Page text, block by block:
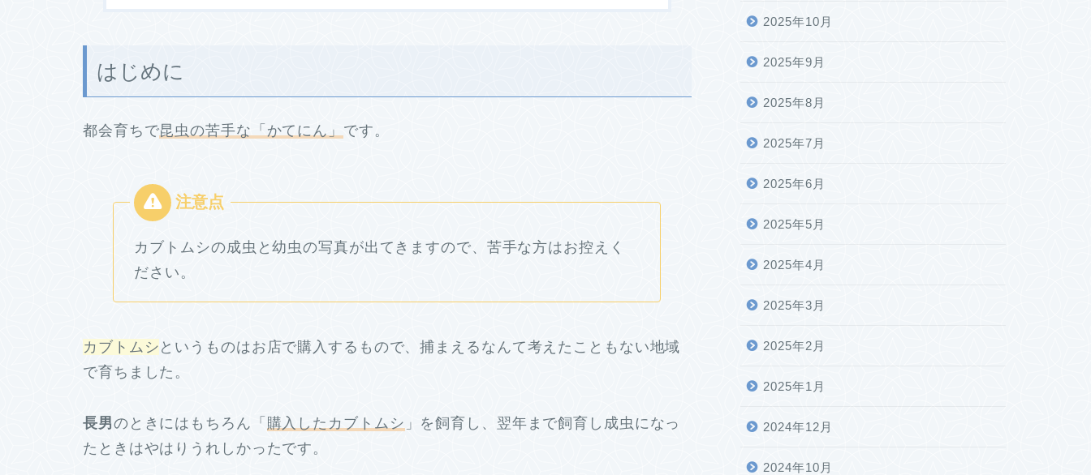
はじめに
都会育ちで昆虫の苦手な「かてにん」 です。
カブトムシの成虫と幼虫の写真が出てきますので、苦手な方はお控えく
ださい。
カブトムシ というものはお店で購入するもので、捕まえるなんて考えたこともない地域
で育ちました。
長男のときにはもちろん「 購入したカブトムシ 」を飼育し、翌年まで飼育し成虫になっ
たときはやはりうれしかったです。
2025年10月
2025年9月
2025年8月
2025年7月
2025年6月
2025年5月
2025年4月
2025年3月
2025年2月
2025年1月
2024年12月
2024年10月